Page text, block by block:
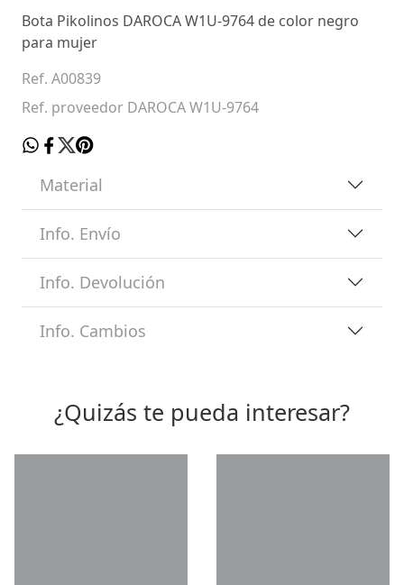
Bota Pikolinos DAROCA W1U-9764 de color negro
para mujer
Ref. A00839
Ref. proveedor DAROCA W1U-9764
Material
Info. Envío
Info. Devolución
Info. Cambios
¿Quizás te pueda interesar?